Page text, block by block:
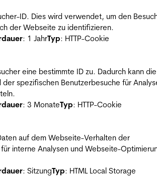
ID. Dies wird verwendet, um den
der Webseite zu identifizieren.
: 1 JahrTyp: HTTP-Cookie
eine bestimmte ID zu. Dadurch kann die
spezifischen Benutzerbesuche für
: 3 MonateTyp: HTTP-Cookie
auf dem Webseite-Verhalten der
interne Analysen und Webseite-
: SitzungTyp: HTML Local Storage